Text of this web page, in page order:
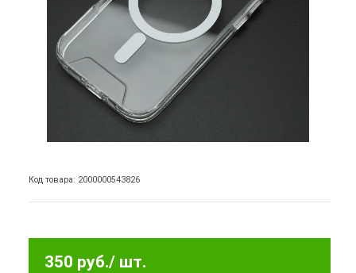
Код товара: 2000000543826
350 руб./ шт.